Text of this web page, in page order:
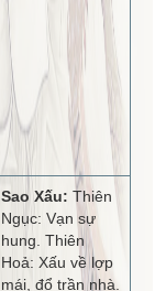
Sao Xấu: Thiên
Ngục: Vạn sự
hung. Thiên
Hoả: Xấu về lợp
mái, đổ trần nhà.